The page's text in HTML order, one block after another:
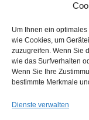
Um Ihnen ein
wie Cookies, um
zuzugreifen. Wenn Sie
wie das Surfverhalten
Wenn Sie Ihre
bestimmte Merkmale
Dienste verwalten
Keine